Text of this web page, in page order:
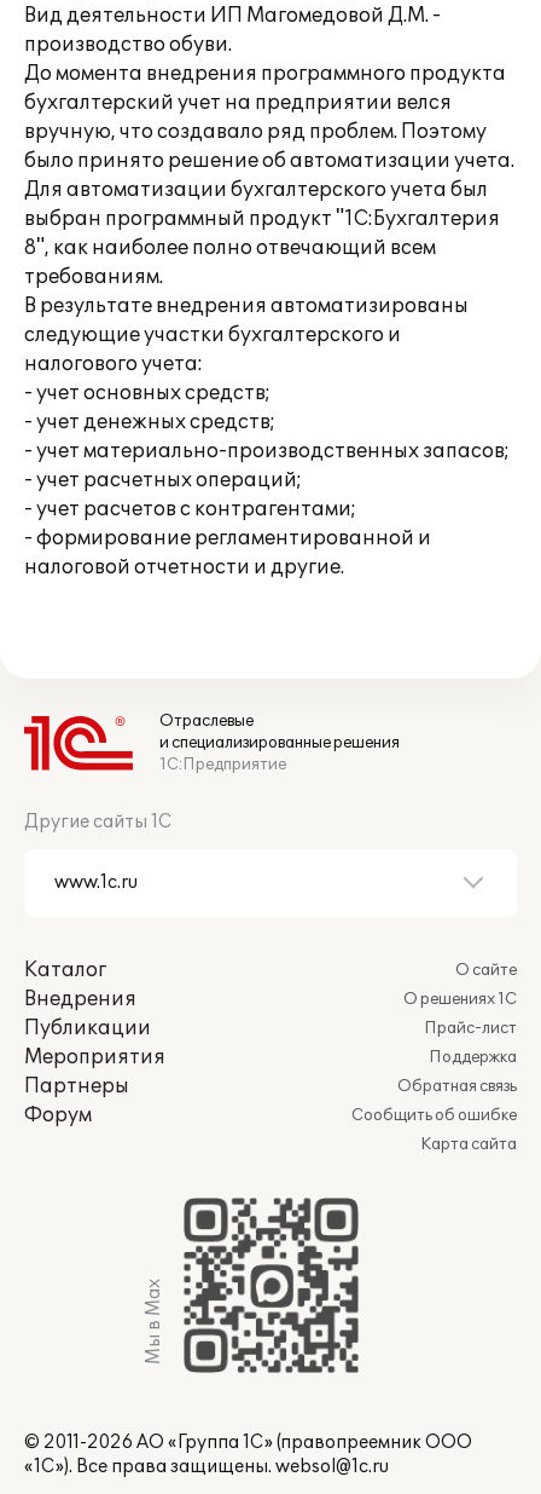
Вид деятельности ИП Магомедовой Д.М. -
производство обуви.
До момента внедрения программного продукта
бухгалтерский учет на предприятии велся
вручную, что создавало ряд проблем. Поэтому
было принято решение об автоматизации учета.
Для автоматизации бухгалтерского учета был
выбран программный продукт "1С:Бухгалтерия
8", как наиболее полно отвечающий всем
требованиям.
В результате внедрения автоматизированы
следующие участки бухгалтерского и
налогового учета:
- учет основных средств;
- учет денежных средств;
- учет материально-производственных запасов;
- учет расчетных операций;
- учет расчетов с контрагентами;
- формирование регламентированной и
налоговой отчетности и другие.
Отраслевые
и специализированные решения
1С:Предприятие
Другие сайты 1С
Каталог
Внедрения
Публикации
Мероприятия
Партнеры
Форум
О сайте
О решениях 1С
Прайс-лист
Поддержка
Обратная связь
Сообщить об ошибке
Карта сайта
Мы в Max
© 2011-2026 АО «Группа 1С» (правопреемник ООО
«1С»). Все права защищены. websol@1c.ru